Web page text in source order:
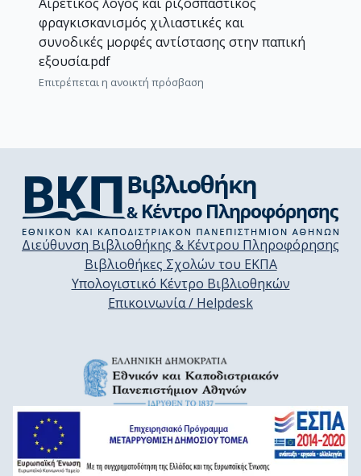
φραγκισκανισμός χιλιαστικές και
συνοδικές μορφές αντίστασης στην παπική
εξουσία.pdf
Επιτρέπεται η ανοικτή πρόσβαση
Διεύθυνση Βιβλιοθήκης & Κέντρου Πληροφόρησης
Βιβλιοθήκες Σχολών του ΕΚΠΑ
Υπολογιστικό Κέντρο Βιβλιοθηκών
Επικοινωνία / Helpdesk